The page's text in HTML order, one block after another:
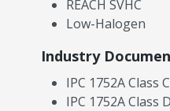
REACH SVHC
Low-Halogen
Industry
IPC 1752A Class C
IPC 1752A Class D